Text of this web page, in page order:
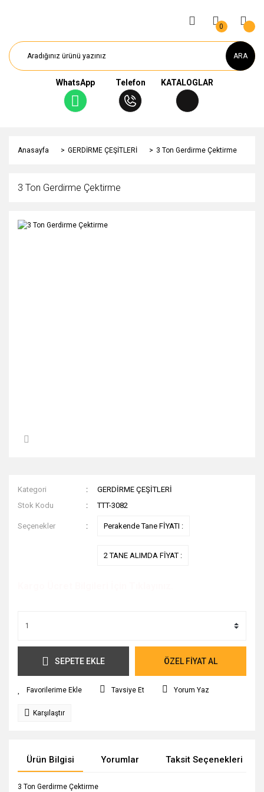
ARA
WhatsApp Telefon KATALOGLAR
0
Anasayfa GERDİRME ÇEŞİTLERİ 3 Ton Gerdirme Çektirme
3 Ton Gerdirme Çektirme
Kategori
GERDİRME ÇEŞİTLERİ
Stok Kodu
TTT-3082
Seçenekler Perakende Tane FİYATI :
2 TANE ALIMDA FİYAT :
SEPETE EKLE ÖZEL FİYAT AL
Tavsiye Et Yorum Yaz
Karşılaştır
Ürün Bilgisi Yorumlar Taksit Seçenekleri
3 Ton Gerdirme Çektirme